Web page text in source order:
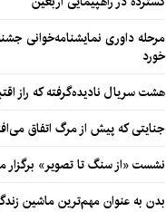
مرحله داوری نمایشنامه‌خوانی
خورد
هشت سریال نادیده‌گرفته که راز
جنایتی که پیش از مرگ اتفاق
نشست «از سنگ تا تصویر» برگزار
بدن به عنوان مهم‌ترین ماشین